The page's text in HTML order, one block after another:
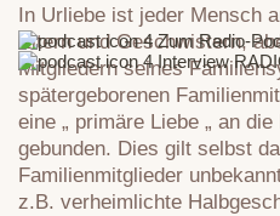
Zum Radio-
Interview
In Urliebe ist jeder Mensch
Eltern und Geschwistern,
Mitgliedern seines
spätergeborenen
eine „ primäre Liebe „ an
gebunden. Dies gilt selbst
Familienmitglieder
z.B. verheimlichte